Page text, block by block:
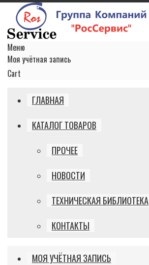
Меню
Моя учётная запись
Cart
ГЛАВНАЯ
КАТАЛОГ ТОВАРОВ
ПРОЧЕЕ
НОВОСТИ
ТЕХНИЧЕСКАЯ БИБЛИОТЕКА
КОНТАКТЫ
МОЯ УЧЁТНАЯ ЗАПИСЬ